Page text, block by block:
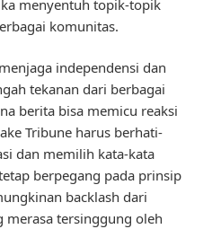
menyentuh topik-topik
komunitas.
independensi dan
tekanan dari berbagai
berita bisa memicu reaksi
Tribune harus berhati-
dan memilih kata-kata
berpegang pada prinsip
backlash dari
merasa tersinggung oleh